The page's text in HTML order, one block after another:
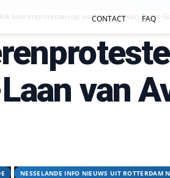
CONTACT FAQ
boerenprotesten op viaduct-Laan van Avant-
van
NESSELANDE INFO NIEUWS UIT ROTTERDAM